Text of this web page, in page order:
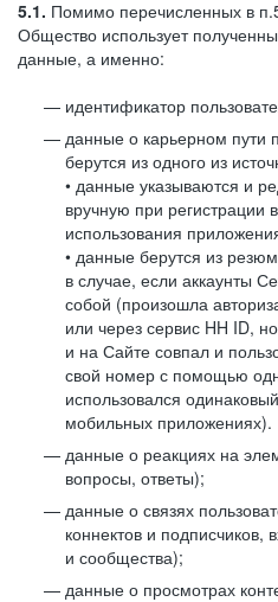
5.1. Помимо перечисленных в
Общество использует
данные, а именно:
идентификатор
данные о карьерном пути
берутся из одного из
• данные указываются и
вручную при регистрации
использования
• данные берутся из
в случае, если аккаунты
собой (произошла
или через сервис HH ID,
и на Сайте совпал и
свой номер с помощью
использовался
мобильных приложениях).
данные о реакциях на
вопросы, ответы);
данные о связях
коннектов и подписчиков,
и сообщества);
данные о просмотрах